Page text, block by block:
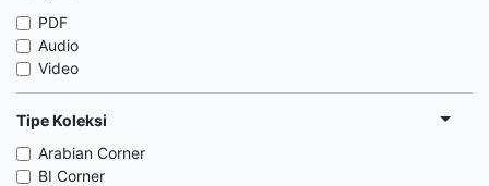
PDF
Audio
Video
Tipe Koleksi
Arabian Corner
BI Corner